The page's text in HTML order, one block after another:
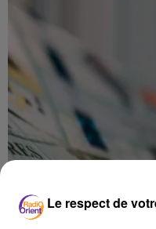
Le respect de